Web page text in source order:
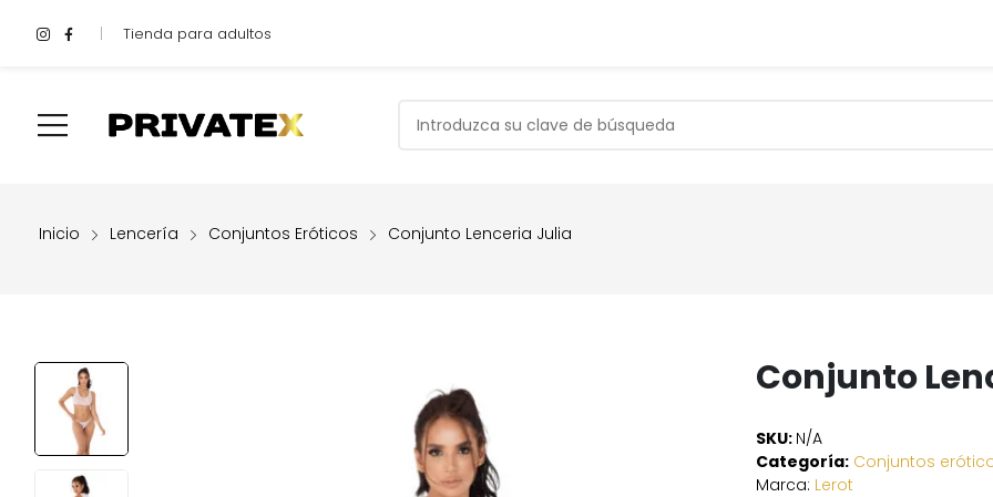
Tienda para adultos
Inicio
Lencería Conjuntos Eróticos Conjunto Lenceria Julia
Conjunto
SKU: N/A
Categoría: Conjuntos
Marca: Lerot